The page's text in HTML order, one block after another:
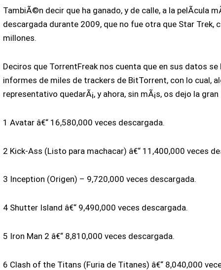
TambiÃ©n decir que ha ganado, y de calle, a la pelÃ­cula
descargada durante 2009, que no fue otra que Star Trek,
millones.
Deciros que TorrentFreak nos cuenta que en sus datos se
informes de miles de trackers de BitTorrent, con lo cual,
representativo quedarÃ¡, y ahora, sin mÃ¡s, os dejo la
1 Avatar â€“ 16,580,000 veces descargada.
2 Kick-Ass (Listo para machacar) â€“ 11,400,000 veces
3 Inception (Origen) – 9,720,000 veces descargada.
4 Shutter Island â€“ 9,490,000 veces descargada.
5 Iron Man 2 â€“ 8,810,000 veces descargada.
6 Clash of the Titans (Furia de Titanes) â€“ 8,040,000